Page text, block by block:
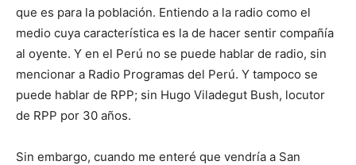
que es para la población. Entiendo a la radio como el
medio cuya característica es la de hacer sentir compañía
al oyente. Y en el Perú no se puede hablar de radio, sin
mencionar a Radio Programas del Perú. Y tampoco se
puede hablar de RPP; sin Hugo Viladegut Bush, locutor
de RPP por 30 años.
Sin embargo, cuando me enteré que vendría a San